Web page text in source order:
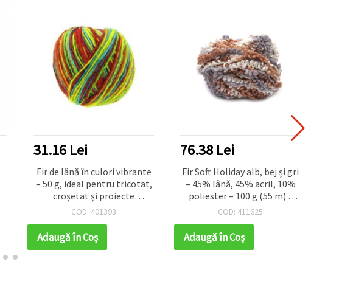
31.16 Lei
Fir de lână în culori vibrante
– 50 g, ideal pentru tricotat,
croșetat și proiecte
handmade DIY
COD: 401393
Adaugă în Coş
76.38 Lei
Fir Soft Holiday alb, bej și gri
– 45% lână, 45% acril, 10%
poliester – 100 g (55 m) –
ideal pentru tricotat
proiecte DIY
COD: 411625
Adaugă în Coş